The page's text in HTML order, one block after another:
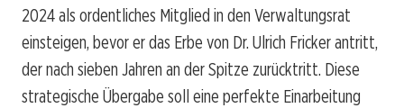
2024 als ordentliches Mitglied in den Verwaltungsrat
einsteigen, bevor er das Erbe von Dr. Ulrich Fricker antritt,
der nach sieben Jahren an der Spitze zurücktritt. Diese
strategische Übergabe soll eine perfekte Einarbeitung